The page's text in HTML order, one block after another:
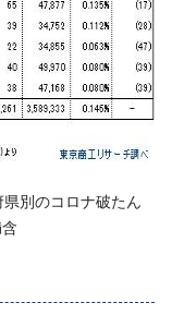
ナ破たん